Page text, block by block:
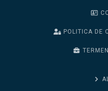
POLITICA DE